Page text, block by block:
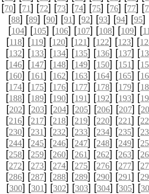
[70] [71] [72] [73] [74] [75] [76] [77] [
[88] [89] [90] [91] [92] [93] [94] [95]
[104] [105] [106] [107] [108] [109] [
[118] [119] [120] [121] [122] [123] [
[132] [133] [134] [135] [136] [137] [
[146] [147] [148] [149] [150] [151] [
[160] [161] [162] [163] [164] [165] [
[174] [175] [176] [177] [178] [179] [
[188] [189] [190] [191] [192] [193] [
[202] [203] [204] [205] [206] [207] [
[216] [217] [218] [219] [220] [221] [
[230] [231] [232] [233] [234] [235] [
[244] [245] [246] [247] [248] [249] [
[258] [259] [260] [261] [262] [263] [
[272] [273] [274] [275] [276] [277] [
[286] [287] [288] [289] [290] [291] [
[300] [301] [302] [303] [304] [305] [